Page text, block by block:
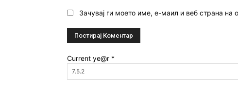
Зачувај ги моето име, е-маил и веб страна на
Current ye@r *